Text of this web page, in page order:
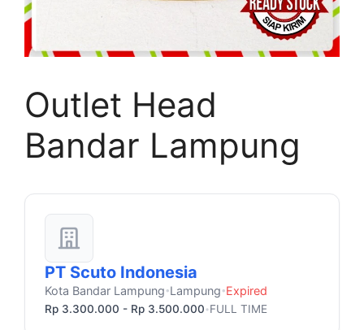
Outlet Head
Bandar Lampung
PT Scuto Indonesia
Kota Bandar Lampung•Lampung•Expired
Rp 3.300.000 - Rp 3.500.000 •FULL TIME